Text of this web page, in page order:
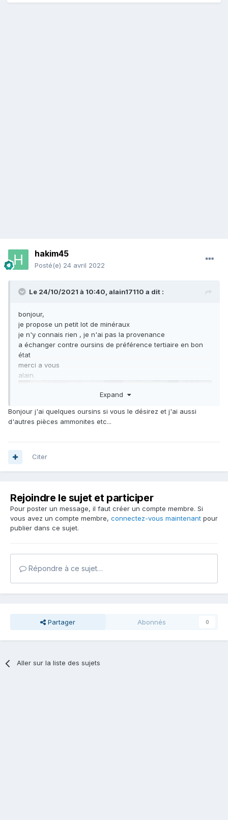
hakim45
Posté(e) 24 avril 2022
Le 24/10/2021 à 10:40, alain17110 a dit :
bonjour,
je propose un petit lot de minéraux
je n'y connais rien , je n'ai pas la provenance
a échanger contre oursins de préférence tertiaire en bon
état
merci a vous
alain.
Expand
Bonjour j'ai quelques oursins si vous le désirez et j'ai aussi
d'autres pièces ammonites etc...
Citer
Rejoindre le sujet et participer
Pour poster un message, il faut créer un compte membre. Si
vous avez un compte membre, connectez-vous maintenant pour
publier dans ce sujet.
Répondre à ce sujet…
Partager Abonnés 0
Aller sur la liste des sujets